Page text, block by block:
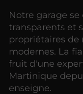
Notre garage
transparents et
propriétaires de
modernes. La
fruit d'une
Martinique
enseigne.